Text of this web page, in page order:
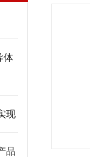
体
现
品